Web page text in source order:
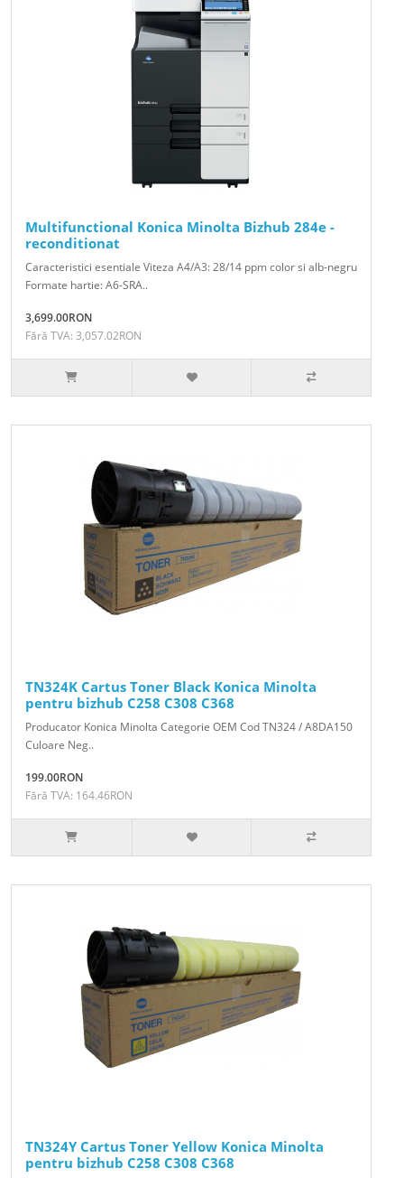
Multifunctional Konica Minolta Bizhub 284e -
reconditionat
Caracteristici esentiale Viteza A4/A3: 28/14 ppm color si alb-negru
Formate hartie: A6-SRA..
3,699.00RON
Fără TVA: 3,057.02RON
TN324K Cartus Toner Black Konica Minolta
pentru bizhub C258 C308 C368
Producator Konica Minolta Categorie OEM Cod TN324 / A8DA150
Culoare Neg..
199.00RON
Fără TVA: 164.46RON
TN324Y Cartus Toner Yellow Konica Minolta
pentru bizhub C258 C308 C368